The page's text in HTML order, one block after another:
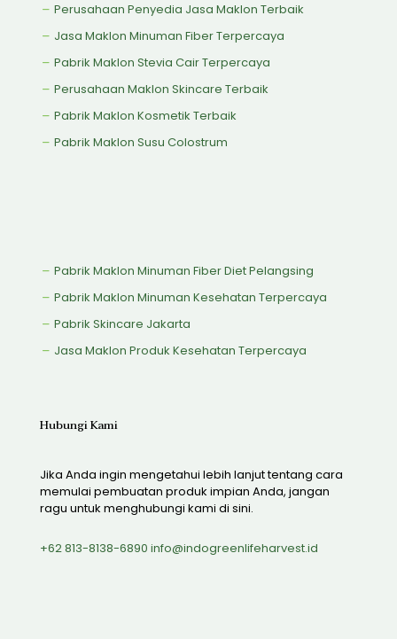
Perusahaan Penyedia Jasa Maklon Terbaik
Jasa Maklon Minuman Fiber Terpercaya
Pabrik Maklon Stevia Cair Terpercaya
Perusahaan Maklon Skincare Terbaik
Pabrik Maklon Kosmetik Terbaik
Pabrik Maklon Susu Colostrum
Pabrik Maklon Minuman Fiber Diet Pelangsing
Pabrik Maklon Minuman Kesehatan Terpercaya
Pabrik Skincare Jakarta
Jasa Maklon Produk Kesehatan Terpercaya
Hubungi Kami
Jika Anda ingin mengetahui lebih lanjut tentang cara
memulai pembuatan produk impian Anda, jangan
ragu untuk menghubungi kami di sini.
+62 813-8138-6890 info@indogreenlifeharvest.id